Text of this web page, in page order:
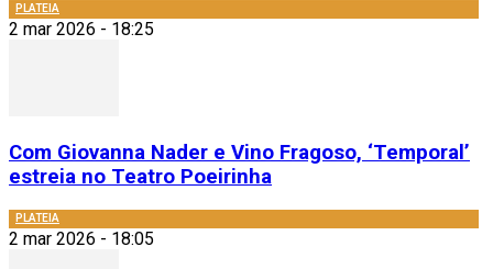
PLATEIA
2 mar 2026 - 18:25
Com Giovanna Nader e Vino Fragoso, ‘Temporal’
estreia no Teatro Poeirinha
PLATEIA
2 mar 2026 - 18:05